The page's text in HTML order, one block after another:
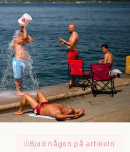
Bjud någon på artikeln